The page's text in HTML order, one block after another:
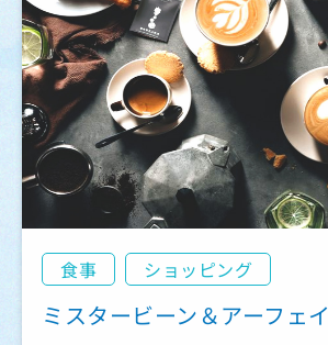
食事 ショッピング
ミスタービーン＆アーフェイ